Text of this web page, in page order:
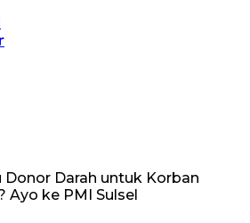
Donor Darah untuk Korban
Ayo ke PMI Sulsel